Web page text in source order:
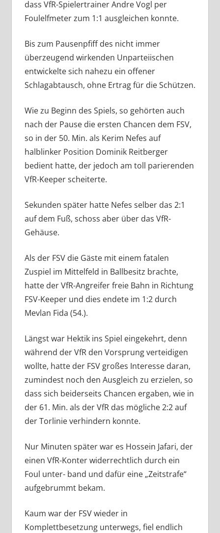
dass VfR-Spielertrainer Andre Vogl per
Foulelfmeter zum 1:1 ausgleichen konnte.
Bis zum Pausenpfiff des nicht immer
überzeugend wirkenden Unparteiischen
entwickelte sich nahezu ein offener
Schlagabtausch, ohne Ertrag für die Schützen.
Wie zu Beginn des Spiels, so gehörten auch
nach der Pause die ersten Chancen dem FSV,
so in der 50. Min. als Kerim Nefes auf
halblinker Position Dominik Reitberger
bedient hatte, der jedoch am toll parierenden
VfR-Keeper scheiterte.
Sekunden später hatte Nefes selber das 2:1
auf dem Fuß, schoss aber über das VfR-
Gehäuse.
Als der FSV die Gäste mit einem fatalen
Zuspiel im Mittelfeld in Ballbesitz brachte,
hatte der VfR-Angreifer freie Bahn in Richtung
FSV-Keeper und dies endete im 1:2 durch
Mevlan Fida (54.).
Längst war Hektik ins Spiel eingekehrt, denn
während der VfR den Vorsprung verteidigen
wollte, hatte der FSV großes Interesse daran,
zumindest noch den Ausgleich zu erzielen, so
dass sich beiderseits Chancen ergaben, wie in
der 61. Min. als der VfR das mögliche 2:2 auf
der Torlinie verhindern konnte.
Nur Minuten später war es Hossein Jafari, der
einen VfR-Konter widerrechtlich durch ein
Foul unter- band und dafür eine „Zeitstrafe“
aufgebrummt bekam.
Kaum war der FSV wieder in
Komplettbesetzung unterwegs, fiel endlich